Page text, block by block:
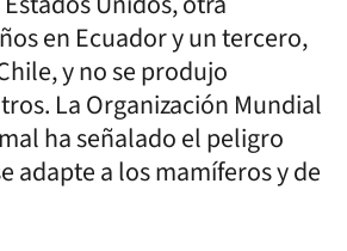
en Ecuador y un tercero,
y no se produjo
La Organización Mundial
ha señalado el peligro
adapte a los mamíferos y de